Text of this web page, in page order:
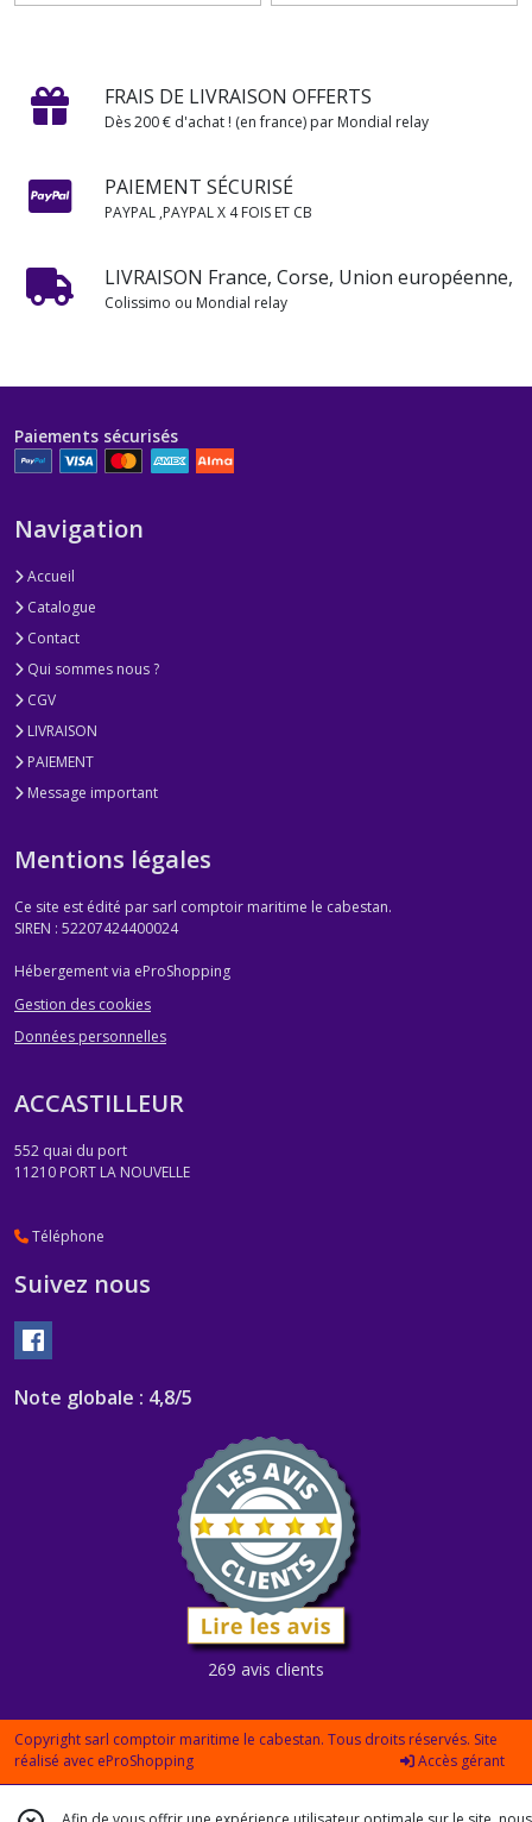
FRAIS DE LIVRAISON OFFERTS
Dès 200 € d'achat ! (en france) par Mondial relay
PAIEMENT SÉCURISÉ
PAYPAL ,PAYPAL X 4 FOIS ET CB
LIVRAISON France, Corse, Union européenne,
Colissimo ou Mondial relay
Paiements sécurisés
Navigation
Accueil
Catalogue
Contact
Qui sommes nous ?
CGV
LIVRAISON
PAIEMENT
Message important
Mentions légales
Ce site est édité par sarl comptoir maritime le cabestan.
SIREN : 52207424400024
Hébergement via eProShopping
Gestion des cookies
Données personnelles
ACCASTILLEUR
552 quai du port
11210 PORT LA NOUVELLE
Téléphone
Suivez nous
Note globale : 4,8/5
269 avis clients
Copyright sarl comptoir maritime le cabestan. Tous droits réservés. Site
réalisé avec eProShopping Accès gérant